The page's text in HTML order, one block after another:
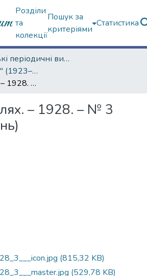
Розділи
та
колекції
Пошук за
критеріями
Статистика
Харківські періодичні видання
"Червоний шлях" (1923–1936 рр.)
Червоний шлях. – 1928. – № 3 (60) (березень)
– 1928. – № 3
(815,32 KB)
(529,78 KB)